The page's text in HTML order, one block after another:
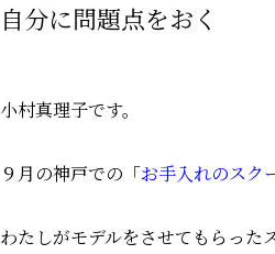
自分に問題点をおく
小村真理子です。
９月の神戸での「お手入れのスク
わたしがモデルをさせてもらった